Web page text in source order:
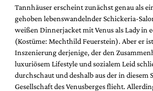
Tannhäuser erscheint zunächst genau als
gehoben lebenswandelnder Schickeria-
weißen Dinnerjacket mit Venus als Lady in
(Kostüme: Mechthild Feuerstein). Aber er
Inszenierung derjenige, der den
luxuriösem Lifestyle und sozialem Leid
durchschaut und deshalb aus der in diesem
Gesellschaft des Venusberges flieht.